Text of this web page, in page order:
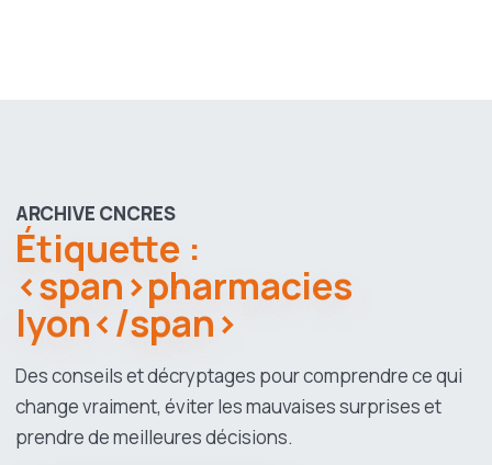
ARCHIVE CNCRES
Étiquette :
<span>pharmacies
lyon</span>
Des conseils et décryptages pour comprendre ce qui
change vraiment, éviter les mauvaises surprises et
prendre de meilleures décisions.